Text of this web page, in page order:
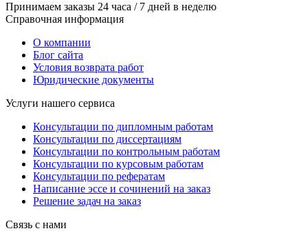
Принимаем заказы 24 часа / 7 дней в неделю
Справочная информация
О компании
Блог сайта
Условия возврата работ
Юридические документы
Услуги нашего сервиса
Консультации по дипломным работам
Консультации по диссертациям
Консультации по контрольным работам
Консультации по курсовым работам
Консультации по рефератам
Написание эссе и сочинений на заказ
Решение задач на заказ
Связь с нами